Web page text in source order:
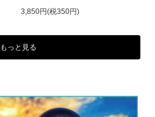
3,850円(税350円)
もっと見る